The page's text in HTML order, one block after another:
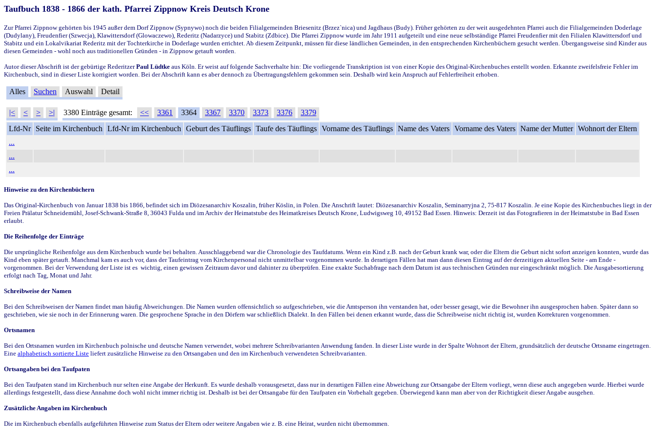
Taufbuch 1838 - 1866 der kath. Pfarrei Zippnow Kreis Deutsch Krone
Zur Pfarrei Zippnow gehörten bis 1945 außer dem Dorf Zippnow (Sypnywo) noch die beiden Filialgemeinden Briesenitz (Brzez`nica) und Jagdhaus (Budy). Früher gehörten zu der weit ausgedehnten Pfarrei auch die Filialgemeinden Doderlage
(Dudylany), Freudenfier (Szwecja), Klawittersdorf (Glowaczewo), Rederitz (Nadarzyce) und Stabitz (Zdbice). Die Pfarrei Zippnow wurde im Jahr 1911 aufgeteilt und eine neue selbständige Pfarrei Freudenfier mit den Filialen Klawittersdorf und
Stabitz und ein Lokalvikariat Rederitz mit der Tochterkirche in Doderlage wurden errichtet. Ab diesem Zeitpunkt, müssen für diese ländlichen Gemeinden, in den entsprechenden Kirchenbüchern gesucht werden. Übergangsweise sind Kinder aus
diesen Gemeinden - wohl noch aus traditionellen Gründen - in Zippnow getauft worden.
Autor dieser Abschrift ist der gebürtige RederitzerPaul Lüdtke aus Köln. Er weist auf folgende Sachverhalte hin: Die vorliegende Transkription ist von einer Kopie des Original-Kirchenbuches erstellt worden. Erkannte zweifelsfreie Fehler im
Kirchenbuch, sind in dieser Liste korrigiert worden. Bei der Abschrift kann es aber dennoch zu Übertragungsfehlern gekommen sein. Deshalb wird kein Anspruch auf Fehlerfreiheit erhoben.
Alles Suchen Auswahl Detail
|< < > >| 3380 Einträge gesamt: << 3361 3364 3367 3370 3373 3376
3379
Lfd-Nr
Seite im Kirchenbuch Lfd-Nr im Kirchenbuch Geburt des Täuflings Taufe des Täuflings Vorname des Täuflings Name des Vaters Vorname des Vaters Name der Mutter Wohnort der Eltern
...
...
...
Hinweise zu den Kirchenbüchern
Das Original-Kirchenbuch von Januar 1838 bis 1866, befindet sich im Diözesanarchiv Koszalin, früher Köslin, in Polen. Die Anschrift lautet: Diözesanarchiv Koszalin, Seminarryjna 2, 75-817 Koszalin. Je eine Kopie des Kirchenbuches liegt in der
Freien Prälatur Schneidemühl, Josef-Schwank-Straße 8, 36043 Fulda und im Archiv der Heimatstube des Heimatkreises Deutsch Krone, Ludwigsweg 10, 49152 Bad Essen. Hinweis: Derzeit ist das Fotografieren in der Heimatstube in Bad Essen
erlaubt.
Die Reihenfolge der Einträge
Die ursprüngliche Reihenfolge aus dem Kirchenbuch wurde bei behalten. Ausschlaggebend war die Chronologie des Taufdatums. Wenn ein Kind z.B. nach der Geburt krank war, oder die Eltern die Geburt nicht sofort anzeigen konnten, wurde das
Kind eben später getauft. Manchmal kam es auch vor, dass der Taufeintrag vom Kirchenpersonal nicht unmittelbar vorgenommen wurde. In derartigen Fällen hat man dann diesen Eintrag auf der derzeitigen aktuellen Seite - am Ende -
vorgenommen. Bei der Verwendung der Liste ist es wichtig, einen gewissen Zeitraum davor und dahinter zu überprüfen. Eine exakte Suchabfrage nach dem Datum ist aus technischen Gründen nur eingeschränkt möglich. Die Ausgabesortierung
erfolgt nach Tag, Monat und Jahr.
Schreibweise der Namen
Bei den Schreibweisen der Namen findet man häufig Abweichungen. Die Namen wurden offensichtlich so aufgeschrieben, wie die Amtsperson ihn verstanden hat, oder besser gesagt, wie die Bewohner ihn ausgesprochen haben. Später dann so
geschrieben, wie sie noch in der Erinnerung waren. Die gesprochene Sprache in den Dörfern war schließlich Dialekt. In den Fällen bei denen erkannt wurde, dass die Schreibweise nicht richtig ist, wurden Korrekturen vorgenommen.
Ortsnamen
Bei den Ortsnamen wurden im Kirchenbuch polnische und deutsche Namen verwendet, wobei mehrere Schreibvarianten Anwendung fanden. In dieser Liste wurde in der Spalte Wohnort der Eltern, grundsätzlich der deutsche Ortsname eingetragen.
Eine alphabetisch sortierte Liste liefert zusätzliche Hinweise zu den Ortsangaben und den im Kirchenbuch verwendeten Schreibvarianten.
Ortsangaben bei den Taufpaten
Bei den Taufpaten stand im Kirchenbuch nur selten eine Angabe der Herkunft. Es wurde deshalb vorausgesetzt, dass nur in derartigen Fällen eine Abweichung zur Ortsangabe der Eltern vorliegt, wenn diese auch angegeben wurde. Hierbei wurde
allerdings festgestellt, dass diese Annahme doch wohl nicht immer richtig ist. Deshalb ist bei der Ortsangabe für den Taufpaten ein Vorbehalt gegeben. Überwiegend kann man aber von der Richtigkeit dieser Angabe ausgehen.
Zusätzliche Angaben im Kirchenbuch
Die im Kirchenbuch ebenfalls aufgeführten Hinweise zum Status der Eltern oder weitere Angaben wie z. B. eine Heirat, wurden nicht übernommen.